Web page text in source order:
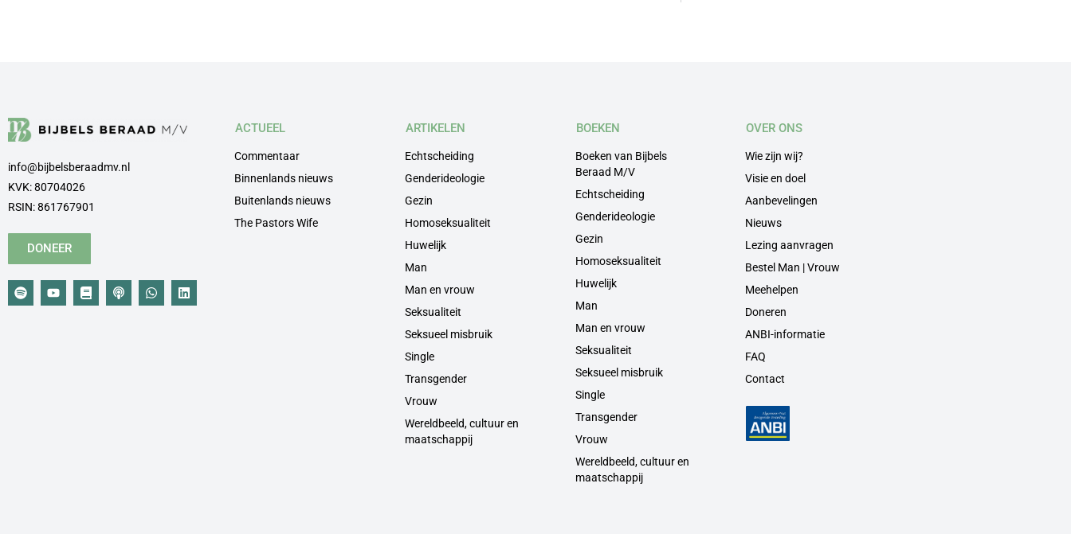
info@bijbelsberaadmv.nl
KVK: 80704026
RSIN: 861767901
DONEER
ACTUEEL
Commentaar
Binnenlands nieuws
Buitenlands nieuws
The Pastors Wife
ARTIKELEN
Echtscheiding
Genderideologie
Gezin
Homoseksualiteit
Huwelijk
Man
Man en vrouw
Seksualiteit
Seksueel misbruik
Single
Transgender
Vrouw
Wereldbeeld, cultuur en
maatschappij
BOEKEN
Boeken van Bijbels
Beraad M/V
Echtscheiding
Genderideologie
Gezin
Homoseksualiteit
Huwelijk
Man
Man en vrouw
Seksualiteit
Seksueel misbruik
Single
Transgender
Vrouw
Wereldbeeld, cultuur en
maatschappij
OVER ONS
Wie zijn wij?
Visie en doel
Aanbevelingen
Nieuws
Lezing aanvragen
Bestel Man | Vrouw
Meehelpen
Doneren
ANBI-informatie
FAQ
Contact